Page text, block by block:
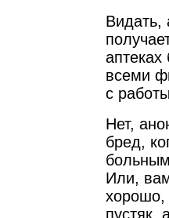
Видать,
всеми
с
Нет,
бред,
Или,
хорошо,
пустяк,